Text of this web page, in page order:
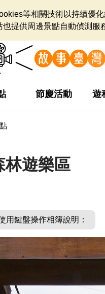
等相關技術以持續優
也提供周邊景點自動偵測服
節慶活動 遊
林遊樂區
用鍵盤操作相簿說明：